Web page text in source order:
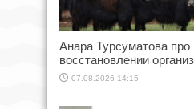
Анара Турсуматова про
восстановлении
07.08.2026 14:15